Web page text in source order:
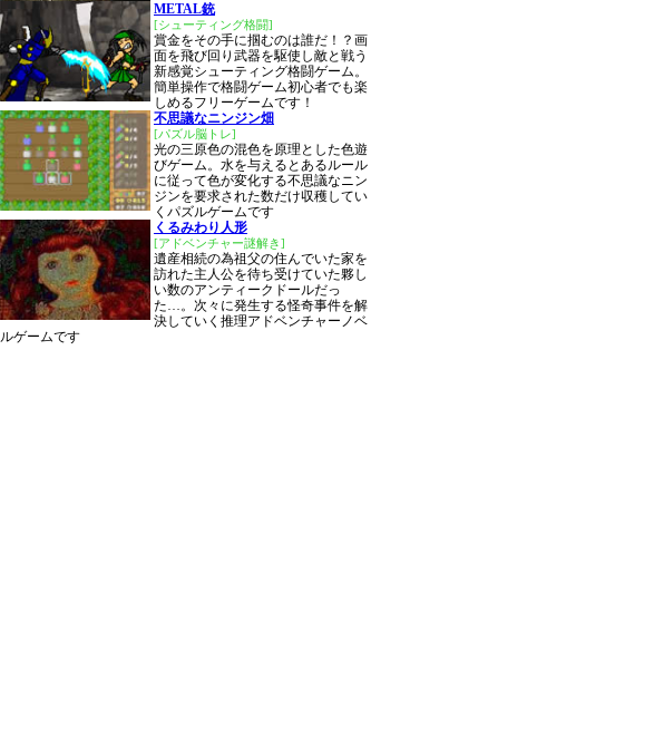
METAL銃
[シューティング格闘]
賞金をその手に掴むのは誰だ！？画
面を飛び回り武器を駆使し敵と戦う
新感覚シューティング格闘ゲーム。
簡単操作で格闘ゲーム初心者でも楽
しめるフリーゲームです！
不思議なニンジン畑
[パズル脳トレ]
光の三原色の混色を原理とした色遊
びゲーム。水を与えるとあるルール
に従って色が変化する不思議なニン
ジンを要求された数だけ収穫してい
くパズルゲームです
くるみわり人形
[アドベンチャー謎解き]
遺産相続の為祖父の住んでいた家を
訪れた主人公を待ち受けていた夥し
い数のアンティークドールだっ
た…。次々に発生する怪奇事件を解
決していく推理アドベンチャーノベ
ルゲームです